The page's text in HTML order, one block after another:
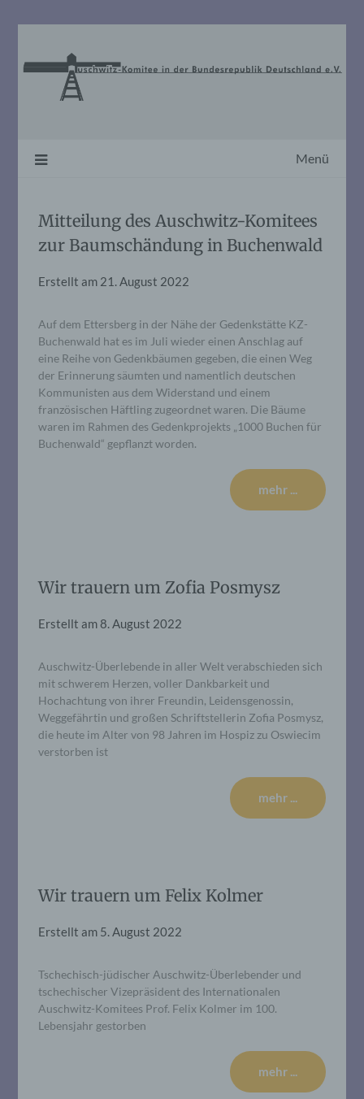
Menü
Mitteilung des Auschwitz-Komitees
zur Baumschändung in Buchenwald
Erstellt am 21. August 2022
Auf dem Ettersberg in der Nähe der Gedenkstätte KZ-
Buchenwald hat es im Juli wieder einen Anschlag auf
eine Reihe von Gedenkbäumen gegeben, die einen Weg
der Erinnerung säumten und namentlich deutschen
Kommunisten aus dem Widerstand und einem
französischen Häftling zugeordnet waren. Die Bäume
waren im Rahmen des Gedenkprojekts „1000 Buchen für
Buchenwald“ gepflanzt worden.
mehr ...
Wir trauern um Zofia Posmysz
Erstellt am8. August 2022
Auschwitz-Überlebende in aller Welt verabschieden sich
mit schwerem Herzen, voller Dankbarkeit und
Hochachtung von ihrer Freundin, Leidensgenossin,
Weggefährtin und großen Schriftstellerin Zofia Posmysz,
die heute im Alter von 98 Jahren im Hospiz zu Oswiecim
verstorben ist
mehr ...
Wir trauern um Felix Kolmer
Erstellt am 5. August 2022
Tschechisch-jüdischer Auschwitz-Überlebender und
tschechischer Vizepräsident des Internationalen
Auschwitz-Komitees Prof. Felix Kolmer im 100.
Lebensjahr gestorben
mehr ...